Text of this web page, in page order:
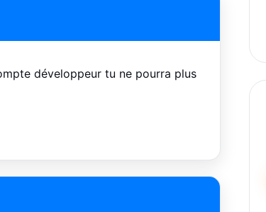
développeur tu ne pourra plus